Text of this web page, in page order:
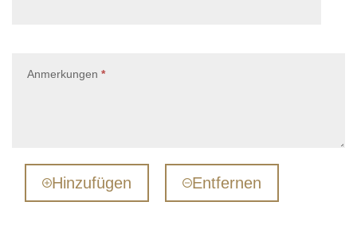
Anmerkungen *, erforderlich
Hinzufügen Entfernen